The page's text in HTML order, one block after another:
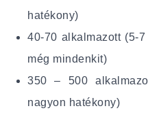
hatékony)
40-70 alkalmazott (5-
még mindenkit)
350 – 500
nagyon hatékony)